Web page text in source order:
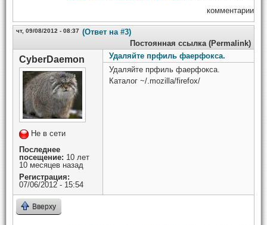
комментарии
чт, 09/08/2012 - 08:37 (Ответ на #3)
Постоянная ссылка (Permalink)
CyberDaemon
Не в сети
Последнее
посещение: 10 лет
10 месяцев назад
Регистрация:
07/06/2012 - 15:54
Удаляйте прфиль фаерфокса.
Удаляйте прфиль фаерфокса.
Каталог ~/.mozilla/firefox/
Вверху